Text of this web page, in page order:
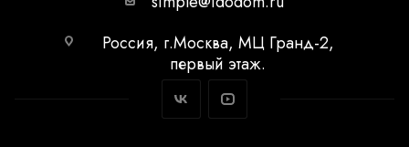
Россия, г.Москва, МЦ Гранд-2,
первый этаж.